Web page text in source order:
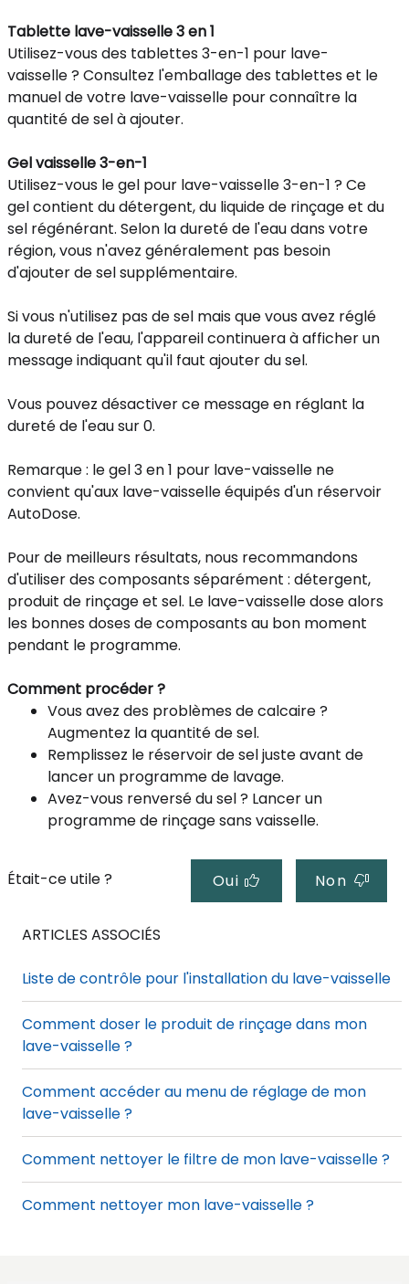
Tablette lave-vaisselle 3 en 1
Utilisez-vous des tablettes 3-en-1 pour lave-
vaisselle ? Consultez l'emballage des tablettes et le
manuel de votre lave-vaisselle pour connaître la
quantité de sel à ajouter.
Gel vaisselle 3-en-1
Utilisez-vous le gel pour lave-vaisselle 3-en-1 ? Ce
gel contient du détergent, du liquide de rinçage et du
sel régénérant. Selon la dureté de l'eau dans votre
région, vous n'avez généralement pas besoin
d'ajouter de sel supplémentaire.
Si vous n'utilisez pas de sel mais que vous avez réglé
la dureté de l'eau, l'appareil continuera à afficher un
message indiquant qu'il faut ajouter du sel.
Vous pouvez désactiver ce message en réglant la
dureté de l'eau sur 0.
Remarque : le gel 3 en 1 pour lave-vaisselle ne
convient qu'aux lave-vaisselle équipés d'un réservoir
AutoDose.
Pour de meilleurs résultats, nous recommandons
d'utiliser des composants séparément : détergent,
produit de rinçage et sel. Le lave-vaisselle dose alors
les bonnes doses de composants au bon moment
pendant le programme.
Comment procéder ?
Vous avez des problèmes de calcaire ?
Augmentez la quantité de sel.
Remplissez le réservoir de sel juste avant de
lancer un programme de lavage.
Avez-vous renversé du sel ? Lancer un
programme de rinçage sans vaisselle.
Était-ce utile ? Oui Non
ARTICLES ASSOCIÉS
Liste de contrôle pour l'installation du lave-vaisselle
Comment doser le produit de rinçage dans mon
lave-vaisselle ?
Comment accéder au menu de réglage de mon
lave-vaisselle ?
Comment nettoyer le filtre de mon lave-vaisselle ?
Comment nettoyer mon lave-vaisselle ?